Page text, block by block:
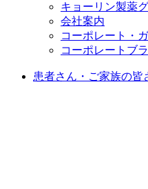
キョーリン製薬
会社案内
コーポレート・
コーポレートブ
患者さん・ご家族の皆